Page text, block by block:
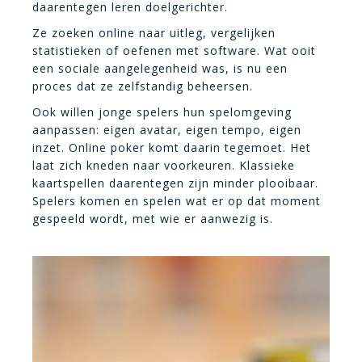
daarentegen leren doelgerichter.
Ze zoeken online naar uitleg, vergelijken
statistieken of oefenen met software. Wat ooit
een sociale aangelegenheid was, is nu een
proces dat ze zelfstandig beheersen.
Ook willen jonge spelers hun spelomgeving
aanpassen: eigen avatar, eigen tempo, eigen
inzet. Online poker komt daarin tegemoet. Het
laat zich kneden naar voorkeuren. Klassieke
kaartspellen daarentegen zijn minder plooibaar.
Spelers komen en spelen wat er op dat moment
gespeeld wordt, met wie er aanwezig is.